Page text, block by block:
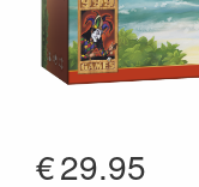
€29.95